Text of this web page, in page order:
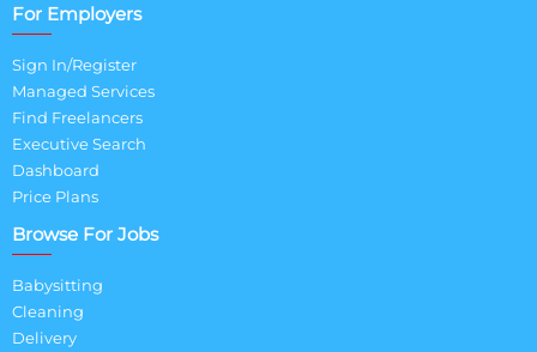
For Employers
Sign In/Register
Managed Services
Find Freelancers
Executive Search
Dashboard
Price Plans
Browse For Jobs
Babysitting
Cleaning
Delivery